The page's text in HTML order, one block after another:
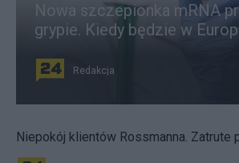
Nowa szczepionka mRNA
grypie. Kiedy będzie w
Redakcja
Niepokój klientów Rossmanna. Zatrute